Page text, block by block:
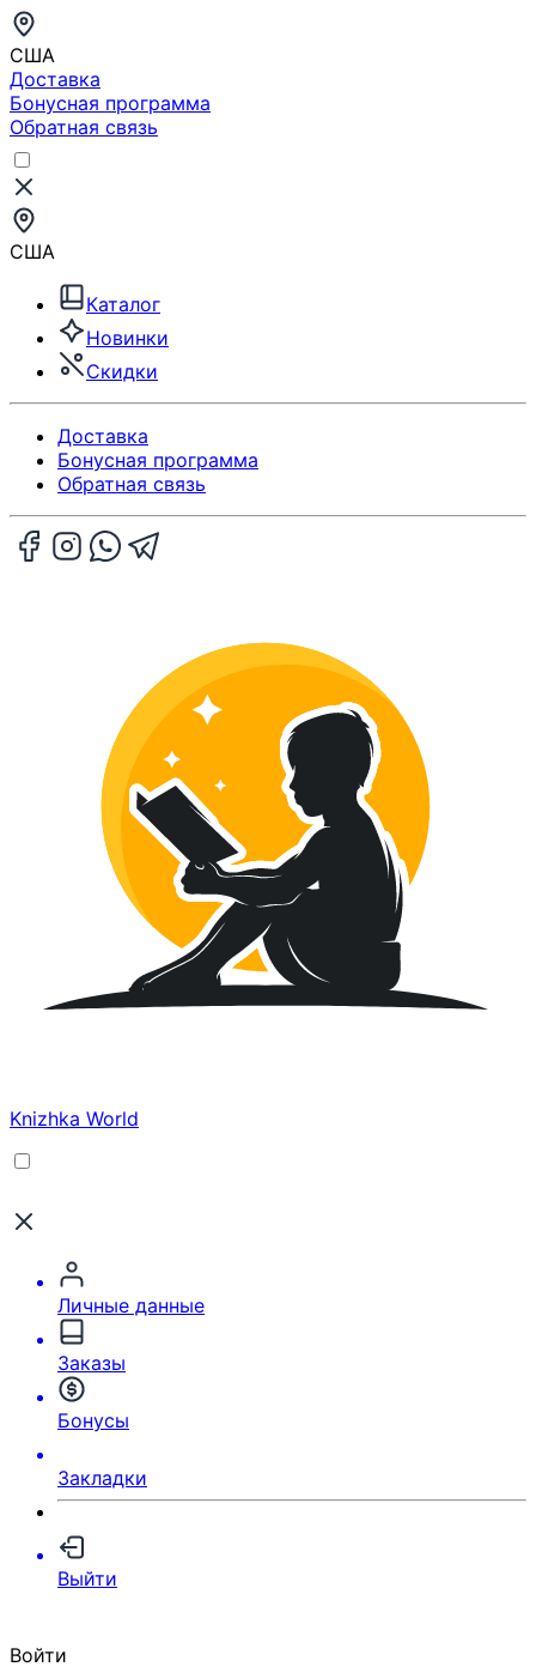
США
Доставка
Бонусная программа
Обратная связь
США
Каталог
Новинки
Скидки
Доставка
Бонусная программа
Обратная связь
Knizhka World
Личные данные
Заказы
Бонусы
Закладки
Выйти
Войти